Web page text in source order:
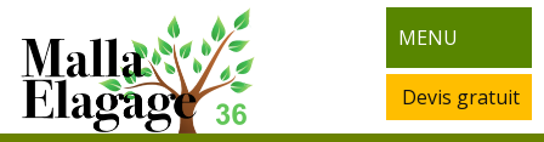
MENU
Devis gratuit